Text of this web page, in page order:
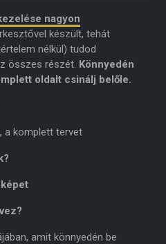
nagyon
készült, tehát
nélkül) tudod
összes részét. Könnyedén
oldalt csinálj belőle.
, a komplett tervet
amit könnyedén be